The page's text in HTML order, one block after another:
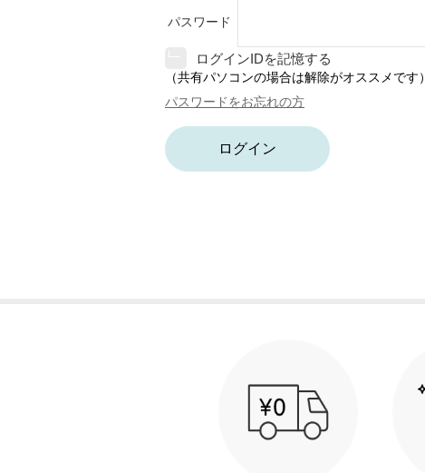
パスワード
ログインIDを記憶する
（共有パソコンの場合は解除がオススメです）
パスワードをお忘れの方
ログイン